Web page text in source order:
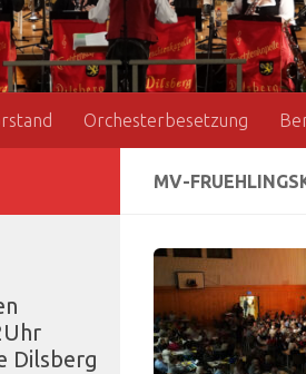
Orchesterbesetzung
MV-
Dilsberg